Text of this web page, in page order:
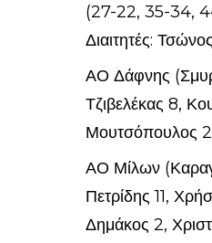
(27-22, 35-34,
Διαιτητές:
ΑΟ Δάφνης
Τζιβελέκας 8,
Μουτσόπουλος
ΑΟ Μίλων
Πετρίδης 11,
Δημάκος 2,